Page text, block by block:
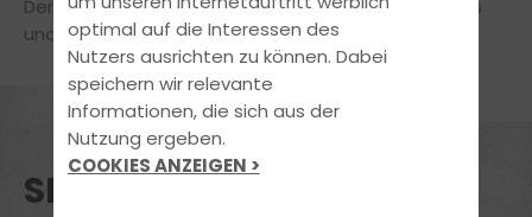
Der Kurs findet von 10.30 - 13.45 Uhr statt, samstags
und sonntags findet kein Theorieunterricht statt.
SEMINAR ANFRAGE
optimal auf die Interessen des
Nutzers ausrichten zu können. Dabei
speichern wir relevante
Informationen, die sich aus der
Nutzung ergeben.
COOKIES ANZEIGEN >